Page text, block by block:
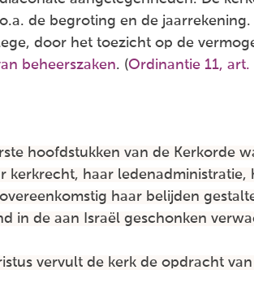
de begroting en de
door het toezicht op de
beheerszaken. (Ordinantie 11,
hoofdstukken van de Kerkorde
kerkrecht, haar
haar belijden
in de aan Israël geschonken
vervult de kerk de opdracht